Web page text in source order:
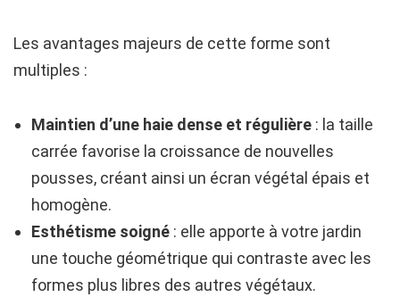
Les avantages majeurs de cette forme sont
multiples :
Maintien d’une haie dense et régulière : la taille
carrée favorise la croissance de nouvelles
pousses, créant ainsi un écran végétal épais et
homogène.
Esthétisme soigné : elle apporte à votre jardin
une touche géométrique qui contraste avec les
formes plus libres des autres végétaux.